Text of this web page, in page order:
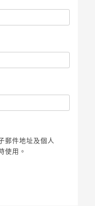
郵件地址及個人
使用。